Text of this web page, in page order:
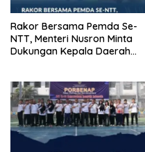
Rakor Bersama Pemda Se-
NTT, Menteri Nusron Minta
Dukungan Kepala Daerah